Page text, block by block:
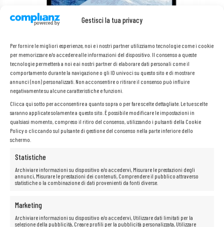
Gestisci la tua privacy
Per fornire le migliori esperienze, noi e i nostri partner utilizziamo tecnologie come i cookie
per memorizzare e/o accedere alle informazioni del dispositivo. Il consenso a queste
tecnologie permetterà a noi e ai nostri partner di elaborare dati personali come il
comportamento durante la navigazione o gli ID univoci su questo sito e di mostrare
annunci (non) personalizzati. Non acconsentire o ritirare il consenso può influire
negativamente su alcune caratteristiche e funzioni.
Clicca qui sotto per acconsentire a quanto sopra o per fare scelte dettagliate. Le tue scelte
saranno applicate solamente a questo sito. È possibile modificare le impostazioni in
qualsiasi momento, compreso il ritiro del consenso, utilizzando i pulsanti della Cookie
Policy o cliccando sul pulsante di gestione del consenso nella parte inferiore dello
schermo.
Statistiche
Archiviare informazioni su dispositivo e/o accedervi, Misurare le prestazioni degli
annunci, Misurare le prestazioni dei contenuti, Comprendere il pubblico attraverso
statistiche o la combinazione di dati provenienti da fonti diverse.
Marketing
Archiviare informazioni su dispositivo e/o accedervi, Utilizzare dati limitati per la
selezione della pubblicità, Creare profili per la pubblicità personalizzata, Utilizzare
Schermo opaco
Vuoi lavorare comodamente con il tuo laptop in qualsiasi condizione,
EliteBook 820 G3conschermo opacoè la soluzione ideale per te!
Grazieallo schermo opaconon avrai problemi di riflessi, il che ti
consentirà di lavorare liberamente in diverse condizioni, sia all’interno
che all’esterno.Lo schermo opaco è anche molto meno affaticante
per gli occhi, consentendoti di lavorare più a lungo e più comodamente
Con il nostro laptop con portaUSB Type-C™avrai il pieno controllo del
trasferimento di dati, immagini e audio. Questa porta innovativa
consente il trasferimento di dati con la massima qualità senza ritardi.
porta HDMI
multimediali su un grande schermo senza perdita di qualità. La
trasmissione digitale ti garantirà una qualità eccellente senza